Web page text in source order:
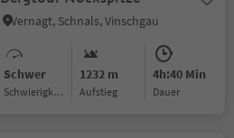
Vernagt, Schnals, Vinschgau
Schwer
Schwierigkeitsgrad
1232 m
Aufstieg
4h:40 Min
Dauer